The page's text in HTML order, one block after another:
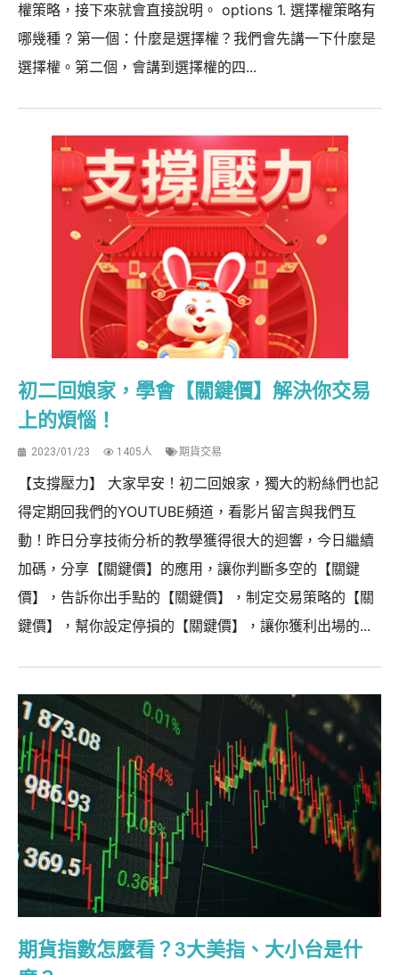
權策略，接下來就會直接說明。 options 1. 選擇權策略有
哪幾種 ? 第一個：什麼是選擇權？我們會先講一下什麼是
選擇權。第二個，會講到選擇權的四...
初二回娘家，學會【關鍵價】解決你交易
上的煩惱！
2023/01/23 1405人 期貨交易
【支撐壓力】 大家早安！初二回娘家，獨大的粉絲們也記
得定期回我們的YOUTUBE頻道，看影片留言與我們互
動！昨日分享技術分析的教學獲得很大的迴響，今日繼續
加碼，分享【關鍵價】的應用，讓你判斷多空的【關鍵
價】，告訴你出手點的【關鍵價】，制定交易策略的【關
鍵價】，幫你設定停損的【關鍵價】，讓你獲利出場的...
期貨指數怎麼看？3大美指、大小台是什